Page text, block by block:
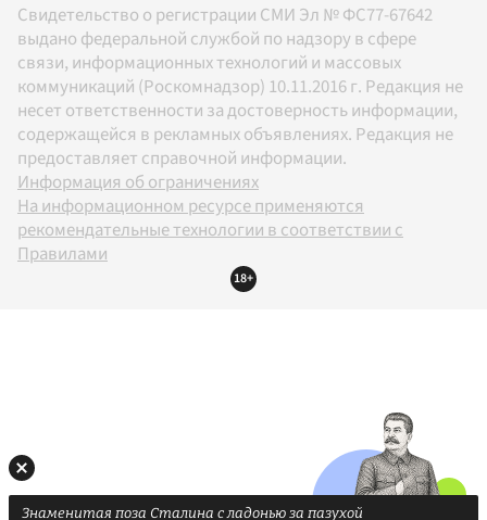
Свидетельство о регистрации СМИ Эл № ФС77-67642
выдано федеральной службой по надзору в сфере
связи, информационных технологий и массовых
коммуникаций (Роскомнадзор) 10.11.2016 г. Редакция не
несет ответственности за достоверность информации,
содержащейся в рекламных объявлениях. Редакция не
предоставляет справочной информации.
Информация об ограничениях
На информационном ресурсе применяются
рекомендательные технологии в соответствии с
Правилами
18+
Знаменитая поза Сталина с ладонью за пазухой